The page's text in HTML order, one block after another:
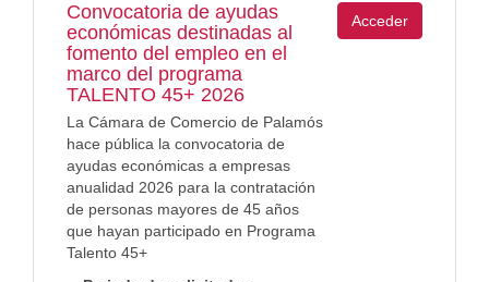
Convocatoria de ayudas
económicas destinadas al
fomento del empleo en el
marco del programa
TALENTO 45+ 2026
La Cámara de Comercio de Palamós
hace pública la convocatoria de
ayudas económicas a empresas
anualidad 2026 para la contratación
de personas mayores de 45 años
que hayan participado en Programa
Talento 45+
Acceder